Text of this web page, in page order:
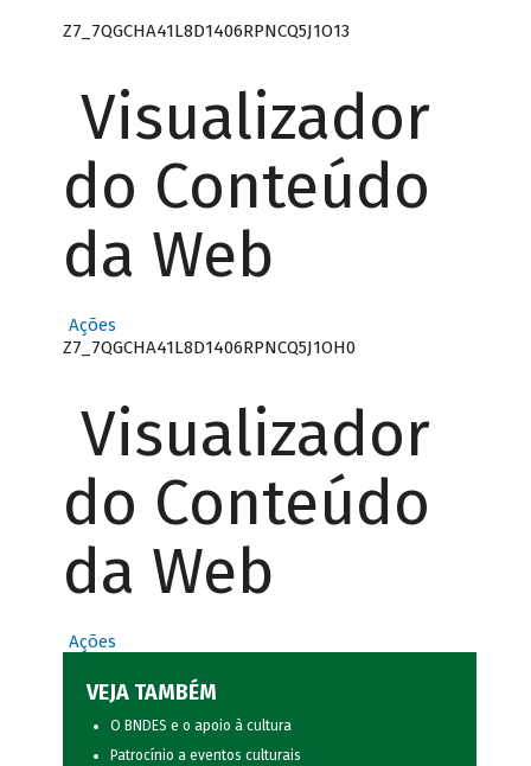
Z7_7QGCHA41L8D1406RPNCQ5J1O13
Visualizador
do Conteúdo
da Web
Ações
Z7_7QGCHA41L8D1406RPNCQ5J1OH0
Visualizador
do Conteúdo
da Web
Ações
VEJA TAMBÉM
O BNDES e o apoio à cultura
Patrocínio a eventos culturais